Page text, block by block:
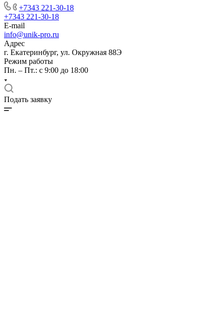
+7343 221-30-18
+7343 221-30-18
E-mail
info@unik-pro.ru
Адрес
г. Екатеринбург, ул. Окружная 88Э
Режим работы
Пн. – Пт.: с 9:00 до 18:00
Подать заявку